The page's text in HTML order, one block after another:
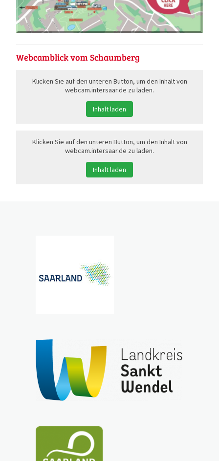
Webcamblick vom Schaumberg
Klicken Sie auf den unteren Button, um den Inhalt von
webcam.intersaar.de zu laden.
Inhalt laden
Klicken Sie auf den unteren Button, um den Inhalt von
webcam.intersaar.de zu laden.
Inhalt laden